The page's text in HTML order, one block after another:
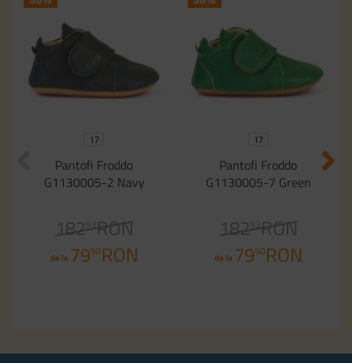
17
Pantofi Froddo
G1130005-2 Navy
182 93RON
de la 7990RON
17
Pantofi Froddo
G1130005-7 Green
182 93RON
de la 7990RON